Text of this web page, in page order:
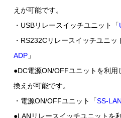
えが可能です。
・USBリレースイッチユニット「
・RS232Cリレースイッチユニッ
ADP」
●DC電源ON/OFFユニットを利用
換えが可能です。
・電源ON/OFFユニット「 SS-
●LANリレースイッチユニットを